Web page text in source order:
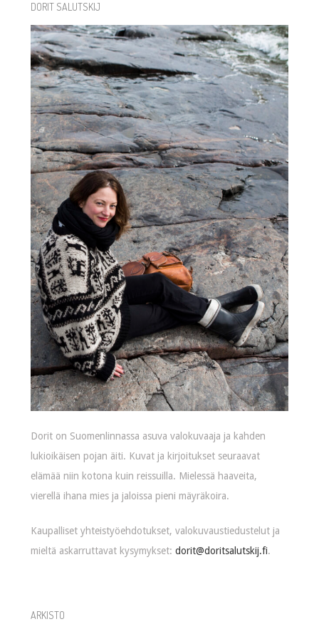
DORIT SALUTSKIJ
Dorit on Suomenlinnassa asuva valokuvaaja ja kahden
lukioikäisen pojan äiti. Kuvat ja kirjoitukset seuraavat
elämää niin kotona kuin reissuilla. Mielessä haaveita,
vierellä ihana mies ja jaloissa pieni mäyräkoira.
Kaupalliset yhteistyöehdotukset, valokuvaustiedustelut ja
mieltä askarruttavat kysymykset:dorit@doritsalutskij.fi.
ARKISTO